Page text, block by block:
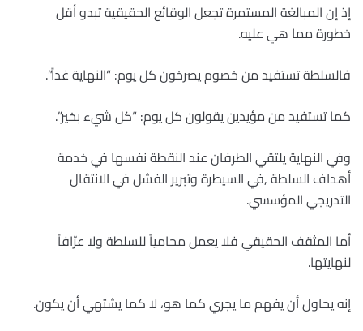
إذ إن المبالغة المستمرة تجعل الوقائع الحقيقية تبدو أقل
خطورة مما هي عليه.
فالسلطة تستفيد من خصوم يصرخون كل يوم: “النهاية غداً”.
كما تستفيد من مؤيدين يقولون كل يوم: “كل شيء بخير”.
وفي النهاية يلتقي الطرفان عند النقطة نفسها في خدمة
أهداف السلطة ,في السيطرة وتبرير الفشل في الانتقال
التدريجي المؤسسي.
أما المثقف الحقيقي فلا يعمل محامياً للسلطة ولا عرّافاً
لنهايتها.
إنه يحاول أن يفهم ما يجري كما هو، لا كما يشتهي أن يكون.